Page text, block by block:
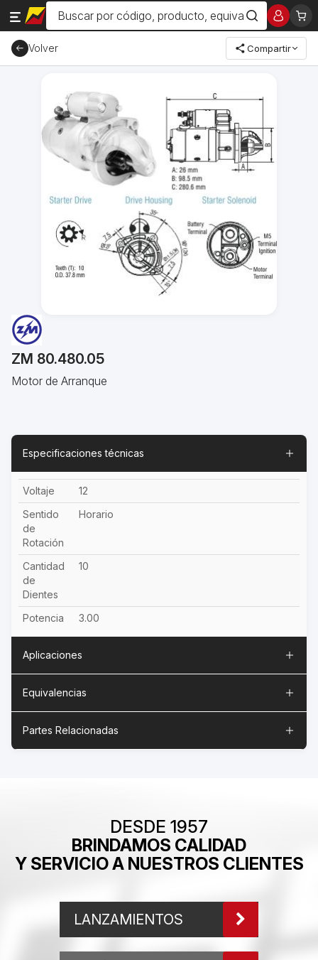
Volver Compartir
ZM 80.480.05
Motor de Arranque
Especificaciones técnicas
Voltaje
12
Sentido
de
Rotación
Horario
Cantidad
de
Dientes
10
Potencia 3.00
Aplicaciones
Equivalencias
Partes Relacionadas
DESDE 1957
BRINDAMOS CALIDAD
Y SERVICIO A NUESTROS CLIENTES
LANZAMIENTOS